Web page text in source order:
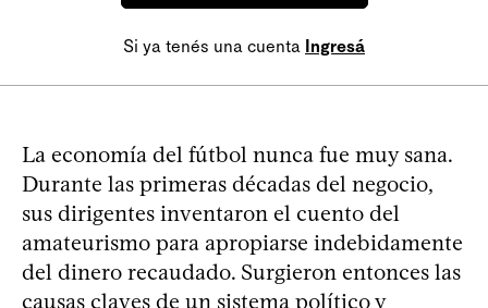
Si ya tenés una cuenta Ingresá
La economía del fútbol nunca fue muy sana.
Durante las primeras décadas del negocio,
sus dirigentes inventaron el cuento del
amateurismo para apropiarse indebidamente
del dinero recaudado. Surgieron entonces las
causas claves de un sistema político y